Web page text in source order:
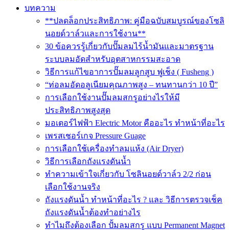
บทความ
**ปลดล็อกประสิทธิภาพ: คู่มือฉบับสมบูรณ์ของโซลิ
นอยด์วาล์วและการใช้งาน**
30 ข้อควรรู้เกี่ยวกับปั๊มลมไร้น้ำมันและมาตรฐาน
ระบบลมอัดสำหรับอุตสาหกรรมสะอาด
วิธีการแก้ไขอาการปั๊มลมลูกสูบ ฟูเช็ง ( Fusheng )
“ท่อลมอัดอลูเนียมคุณภาพสูง – ทนทานกว่า 10 ปี”
การเลือกใช้งานปั๊มลมสกรูอย่างไรให้มี
ประสิทธิภาพสูงสุด
มอเตอร์ไฟฟ้า Electric Motor คืออะไร ทำหน้าที่อะไร
เพรสเชอร์เกจ Pressure Guage
การเลือกใช้เครื่องทำลมแห้ง (Air Dryer)
วิธีการเลือกถังแรงดันน้ำ
ทำความเข้าใจเกี่ยวกับ โซลินอยด์วาล์ว 2/2 ก่อน
เลือกใช้งานจริง
ถังแรงดันน้ำ ทำหน้าที่อะไร ? และ วิธีการตรวจเช็ค
ถังแรงดันน้ำต้องทำอย่างไร
ทำไมถึงต้องเลือก ปั้มลมสกรู แบบ Permanent Magnet